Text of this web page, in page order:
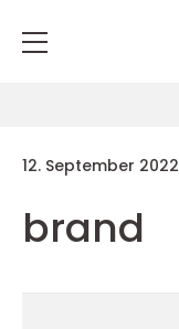
12. September 2022
brand